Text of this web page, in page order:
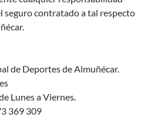
seguro contratado a tal respecto
de Deportes de Almuñécar.
Lunes a Viernes.
369 309